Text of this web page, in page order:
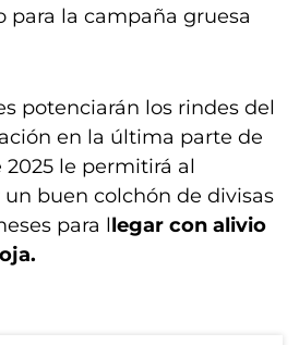
para la campaña gruesa
potenciarán los rindes del
en la última parte de
le permitirá al
buen colchón de divisas
para llegar con alivio